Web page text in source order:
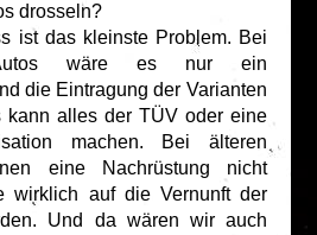
drosseln?
ist das kleinste Problem. Bei
wäre es nur ein
die Eintragung der Varianten
kann alles der TÜV oder eine
machen. Bei älteren
eine Nachrüstung nicht
wirklich auf die Vernunft der
Und da wären wir auch